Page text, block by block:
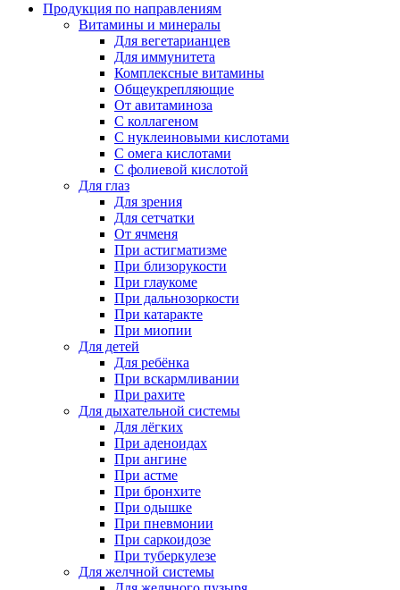
Продукция по направлениям
Витамины и минералы
Для вегетарианцев
Для иммунитета
Комплексные витамины
Общеукрепляющие
От авитаминоза
С коллагеном
С нуклеиновыми кислотами
С омега кислотами
С фолиевой кислотой
Для глаз
Для зрения
Для сетчатки
От ячменя
При астигматизме
При близорукости
При глаукоме
При дальнозоркости
При катаракте
При миопии
Для детей
Для ребёнка
При вскармливании
При рахите
Для дыхательной системы
Для лёгких
При аденоидах
При ангине
При астме
При бронхите
При одышке
При пневмонии
При саркоидозе
При туберкулезе
Для желчной системы